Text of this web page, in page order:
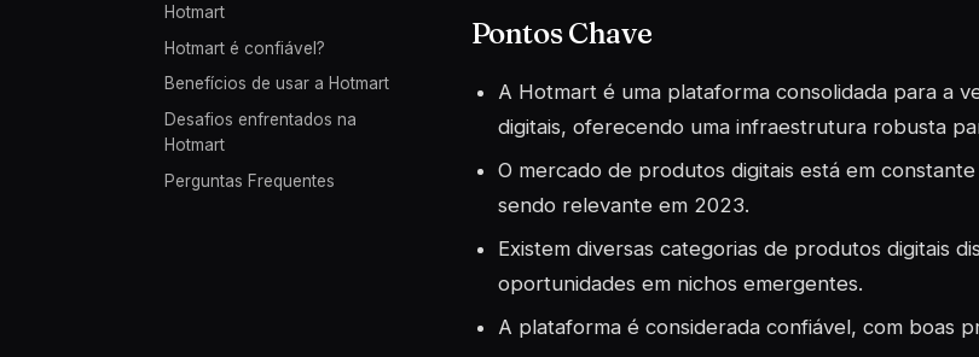
Hotmart
Hotmart é confiável?
Benefícios de usar a Hotmart
Desafios enfrentados na
Hotmart
Perguntas Frequentes
Pontos Chave
A Hotmart é uma plataforma consolidada para a
digitais, oferecendo uma infraestrutura robusta
O mercado de produtos digitais está em
sendo relevante em 2023.
Existem diversas categorias de produtos digitais
oportunidades em nichos emergentes.
A plataforma é considerada confiável, com boas